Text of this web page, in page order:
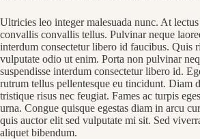
Ultricies leo integer malesuada nunc. At
convallis convallis tellus. Pulvinar neque
interdum consectetur libero id faucibus. Quis
vulputate odio ut enim. Porta non pulvinar
suspendisse interdum consectetur libero id.
rutrum tellus pellentesque eu tincidunt. Diam
tristique risus nec feugiat. Fames ac turpis
urna. Congue quisque egestas diam in arcu
quis auctor elit sed vulputate mi sit. Sed
aliquet bibendum.